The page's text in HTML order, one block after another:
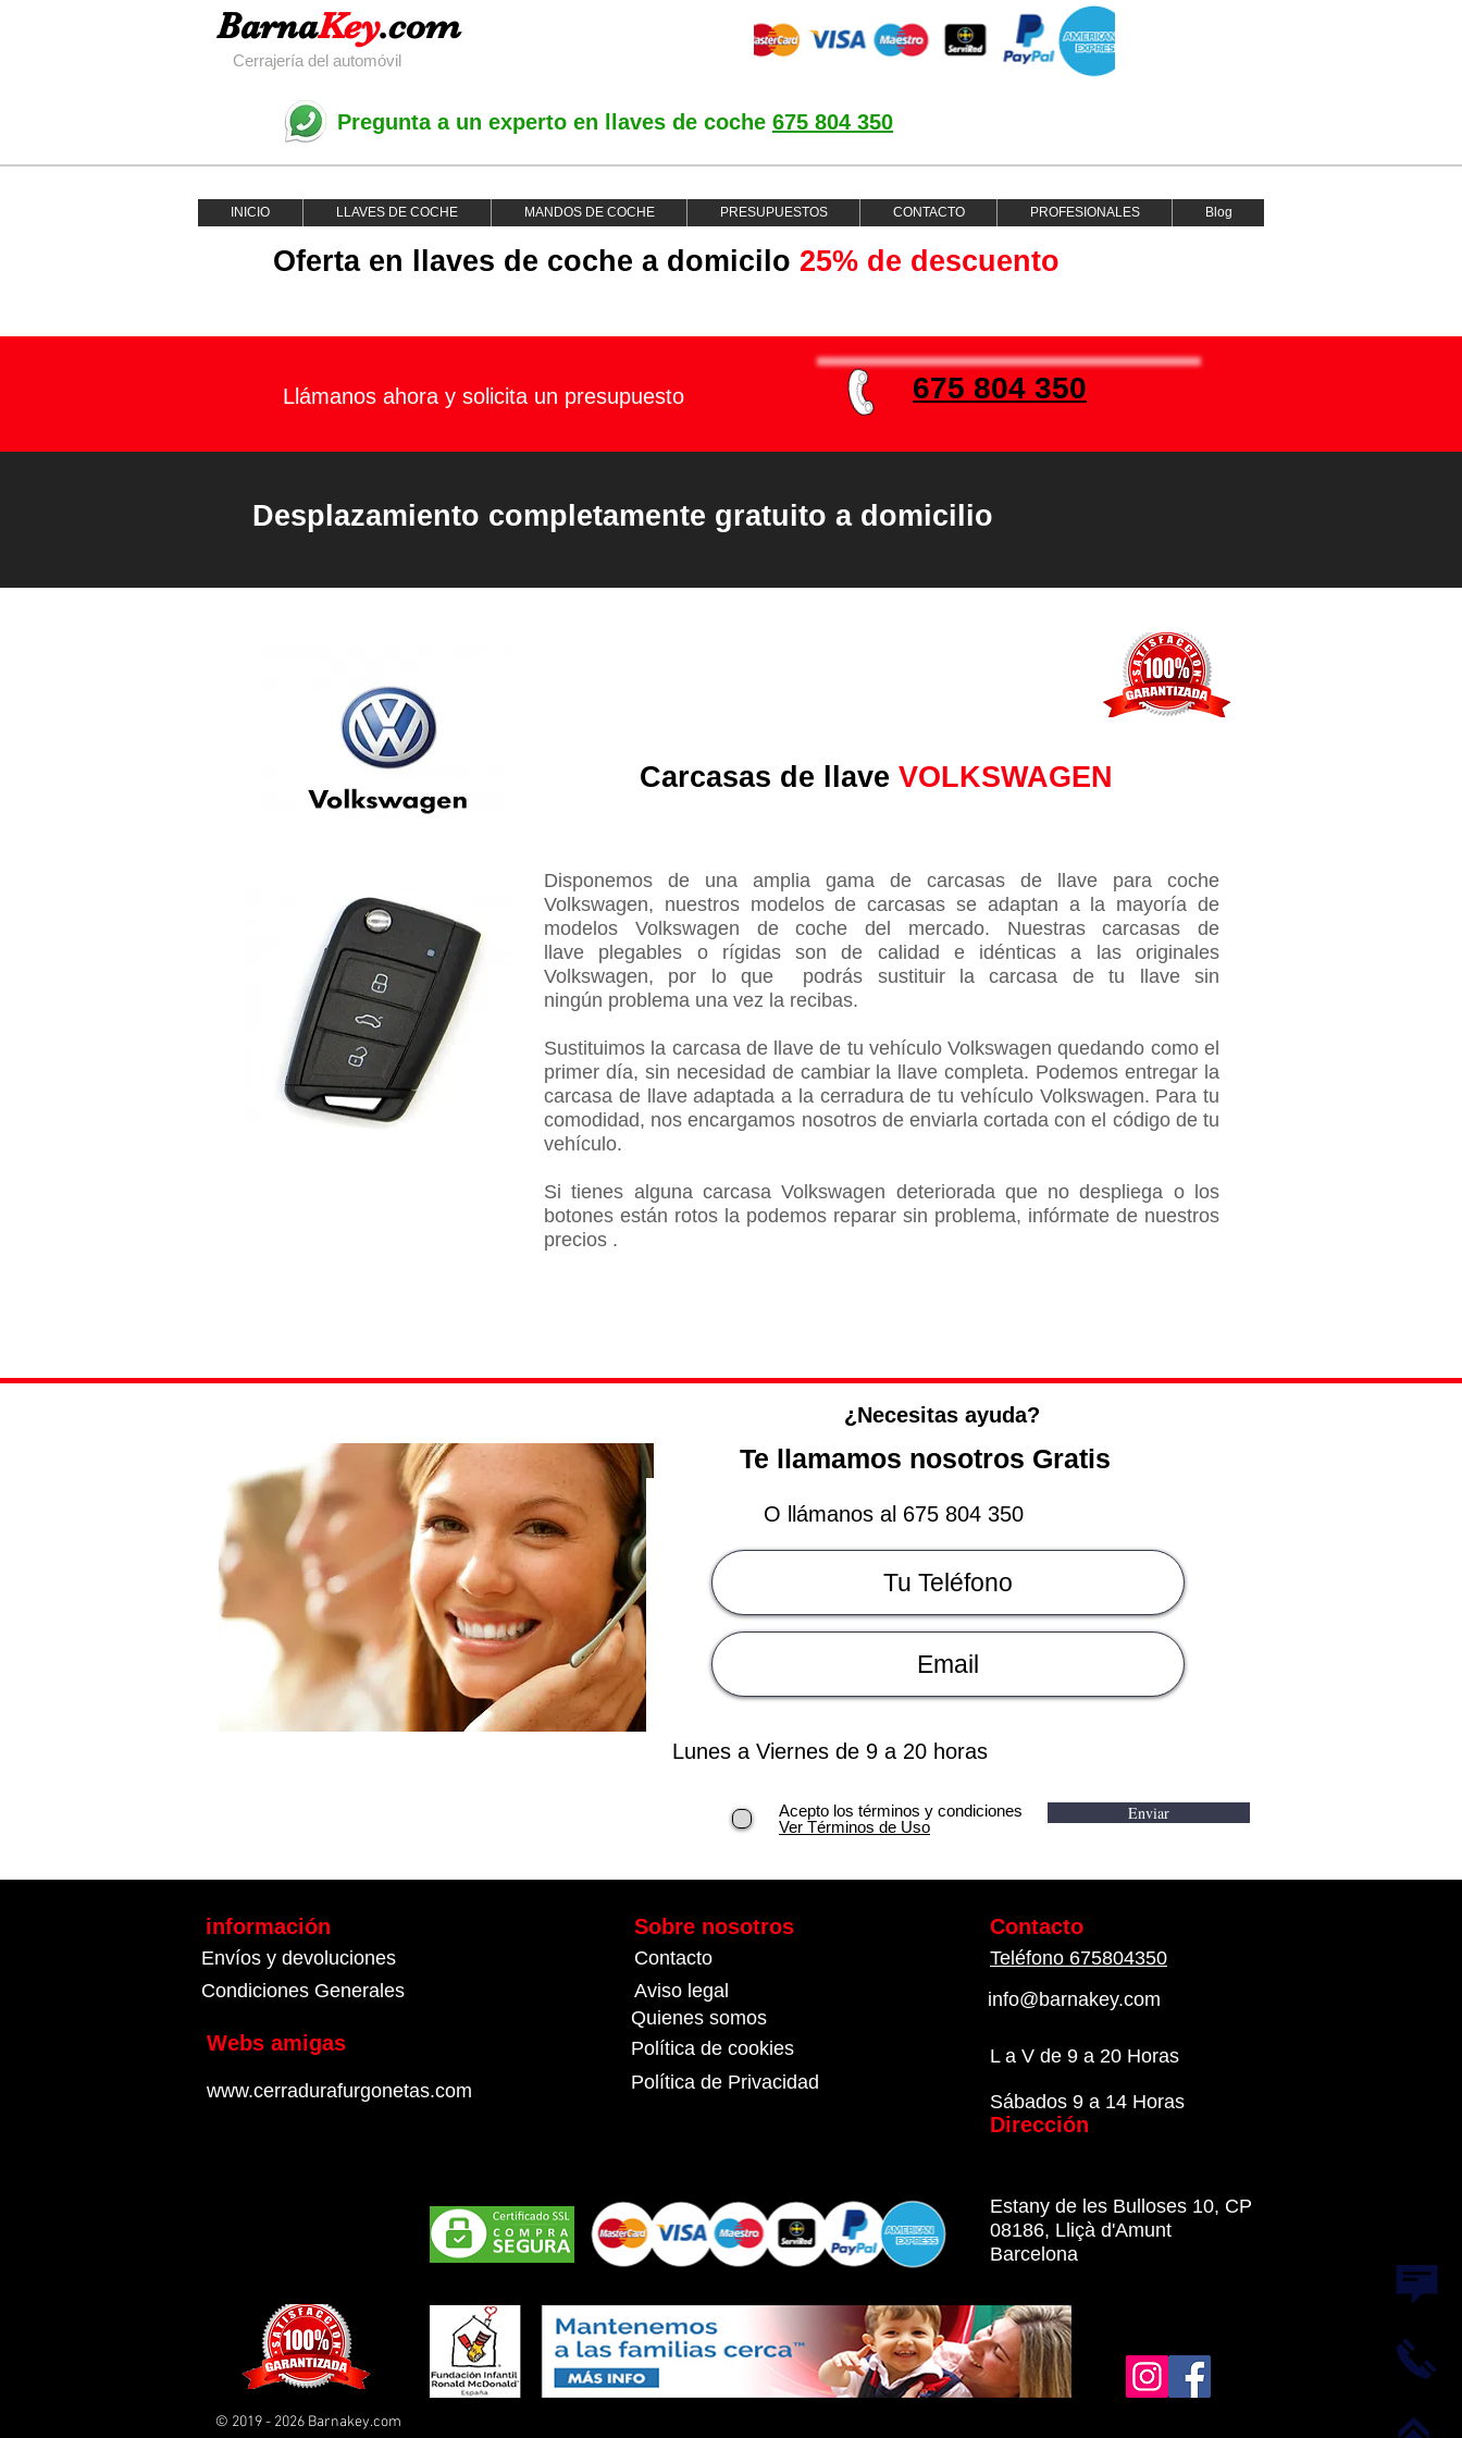
BarnaKey.com
Cerrajería del automóvil
Pregunta a un experto en llaves de coche 675 804 350
INICIO LLAVES DE COCHE MANDOS DE COCHE PRESUPUESTOS CONTACTO PROFESIONALES Blog
Oferta en llaves de coche a domicilo 25% de descuento
Llámanos ahora y solicita un presupuesto 675 804 350
Desplazamiento completamente gratuito a domicilio
Carcasas de llave VOLKSWAGEN
Disponemos de una amplia gama de carcasas de llave para coche
Volkswagen, nuestros modelos de carcasas se adaptan a la mayoría de
modelos Volkswagen de coche del mercado​. Nuestras carcasas de
llave plegables o rígidas son de calidad e idénticas a las originales
Volkswagen, por lo que podrás sustituir la carcasa de tu llave sin
ningún problema una vez la recibas.
Sustituimos la carcasa de llave de tu vehículoVolkswagen quedando como el
primer día, sin necesidad de cambiar la llave completa​. Podemos entregar la
carcasa de llave adaptada a la cerradura de tu vehículo Volkswagen. Para tu
comodidad, nos encargamos nosotros de enviarla cortada con el código de tu
vehículo.
Si tienes alguna carcasaVolkswagen deteriorada que no despliega o los
botones están rotos la podemos reparar sin problema, infórmate de nuestros
precios .
¿Necesitas ayuda?
Te llamamos nosotros Gratis
O llámanos al 675 804 350
Lunes a Viernes de 9 a 20 horas
Acepto los términos y condiciones
Ver Términos de Uso
Enviar
información
Envíos y devoluciones
Condiciones Generales
Webs amigas
www.cerradurafurgonetas.com
Sobre nosotros
Contacto
Aviso legal
Quienes somos
Política de cookies
Contacto
Teléfono 675804350
info@barnakey.com
L a V de 9 a 20 Horas
Política de Privacidad
Dirección
Estany de les Bulloses 10, CP
08186, Lliçà d'Amunt
Barcelona
© 2019 - 2026 Barnakey.com
Sábados 9 a 14 Horas